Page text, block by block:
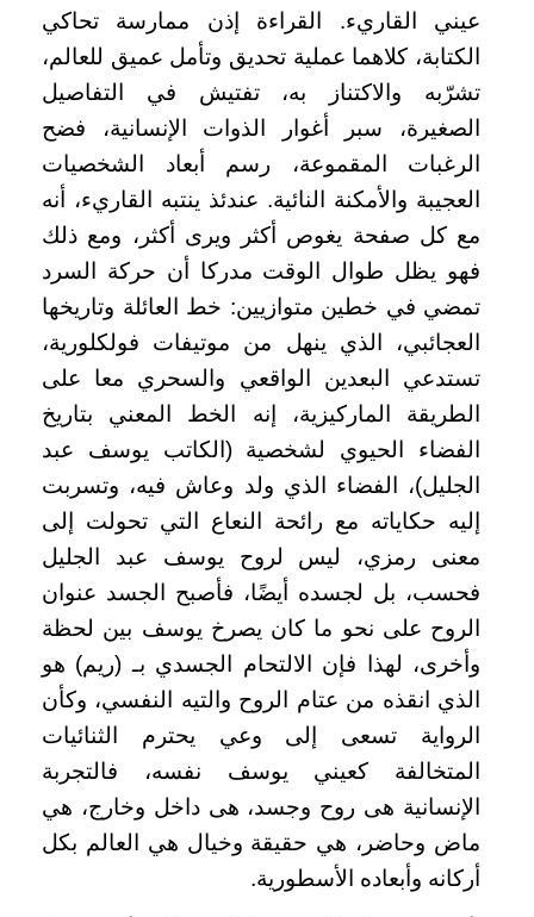
عيني القاريء. القراءة إذن ممارسة تحاكي
الكتابة، كلاهما عملية تحديق وتأمل عميق للعالم،
تشرّبه والاكتناز به، تفتيش في التفاصيل
الصغيرة، سبر أغوار الذوات الإنسانية، فضح
الرغبات المقموعة، رسم أبعاد الشخصيات
العجيبة والأمكنة النائية. عندئذ ينتبه القاريء، أنه
مع كل صفحة يغوص أكثر ويرى أكثر، ومع ذلك
فهو يظل طوال الوقت مدركا أن حركة السرد
تمضي في خطين متوازيين: خط العائلة وتاريخها
العجائبي، الذي ينهل من موتيفات فولكلورية،
تستدعي البعدين الواقعي والسحري معا على
الطريقة الماركيزية، إنه الخط المعني بتاريخ
الفضاء الحيوي لشخصية (الكاتب يوسف عبد
الجليل)، الفضاء الذي ولد وعاش فيه، وتسربت
إليه حكاياته مع رائحة النعاع التي تحولت إلى
معنى رمزي، ليس لروح يوسف عبد الجليل
فحسب، بل لجسده أيضًا، فأصبح الجسد عنوان
الروح على نحو ما كان يصرخ يوسف بين لحظة
وأخرى، لهذا فإن الالتحام الجسدي بـ (ريم) هو
الذي انقذه من عتام الروح والتيه النفسي، وكأن
الرواية تسعى إلى وعي يحترم الثنائيات
المتخالفة كعيني يوسف نفسه، فالتجربة
الإنسانية هى روح وجسد، هى داخل وخارج، هي
ماض وحاضر، هي حقيقة وخيال هي العالم بكل
أركانه وأبعاده الأسطورية.